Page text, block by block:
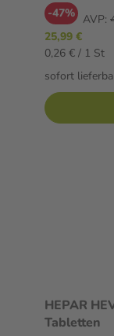
-47% AVP:
25,99 €
0,26 € / 1 St
sofort
HEPAR
Tabletten